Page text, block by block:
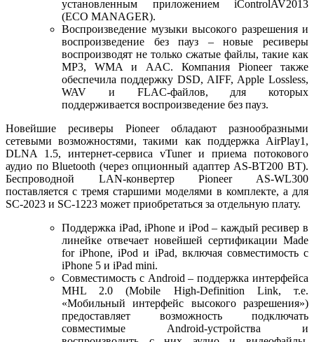
установленным приложением iControlAV2013
(ECO MANAGER).
Воспроизведение музыки высокого разрешения и
воспроизведение без пауз – новые ресиверы
воспроизводят не только сжатые файлы, такие как
MP3, WMA и AAC. Компания Pioneer также
обеспечила поддержку DSD, AIFF, Apple Lossless,
WAV и FLAC-файлов, для которых
поддерживается воспроизведение без пауз.
Новейшие ресиверы Pioneer обладают разнообразными
сетевыми возможностями, такими как поддержка AirPlay1,
DLNA 1.5, интернет-сервиса vTuner и приема потокового
аудио по Bluetooth (через опционный адаптер AS-BT200 BT).
Беспроводной LAN-конвертер Pioneer AS-WL300
поставляется с тремя старшими моделями в комплекте, а для
SC-2023 и SC-1223 может приобретаться за отдельную плату.
Поддержка iPad, iPhone и iPod – каждый ресивер в
линейке отвечает новейшей сертификации Made
for iPhone, iPod и iPad, включая совместимость с
iPhone 5 и iPad mini.
Совместимость с Android – поддержка интерфейса
MHL 2.0 (Mobile High-Definition Link, т.е.
«Мобильный интерфейс высокого разрешения»)
предоставляет возможность подключать
совместимые Android-устройства и